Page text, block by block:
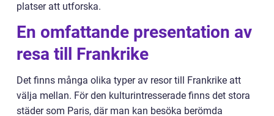
platser att utforska.
En omfattande presentation av
resa till Frankrike
Det finns många olika typer av resor till Frankrike att
välja mellan. För den kulturintresserade finns det stora
städer som Paris, där man kan besöka berömda